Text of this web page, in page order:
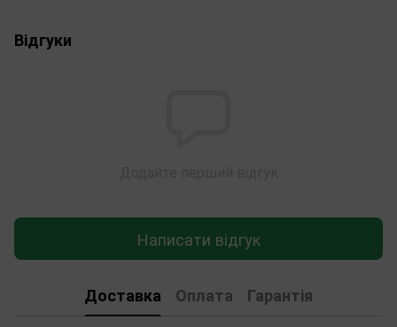
Відгуки
Написати відгук
Доставка Оплата Гарантія